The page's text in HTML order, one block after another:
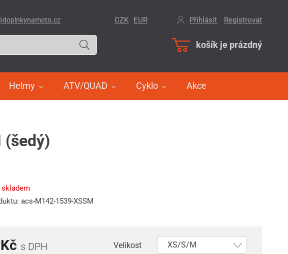
košík je prázdný
Helmy ATV/QUAD Cyklo Akce
CZK EUR Přihlásit Registrovat
(šedý)
skladem
acs-M142-1539-XSSM
s DPH Velikost